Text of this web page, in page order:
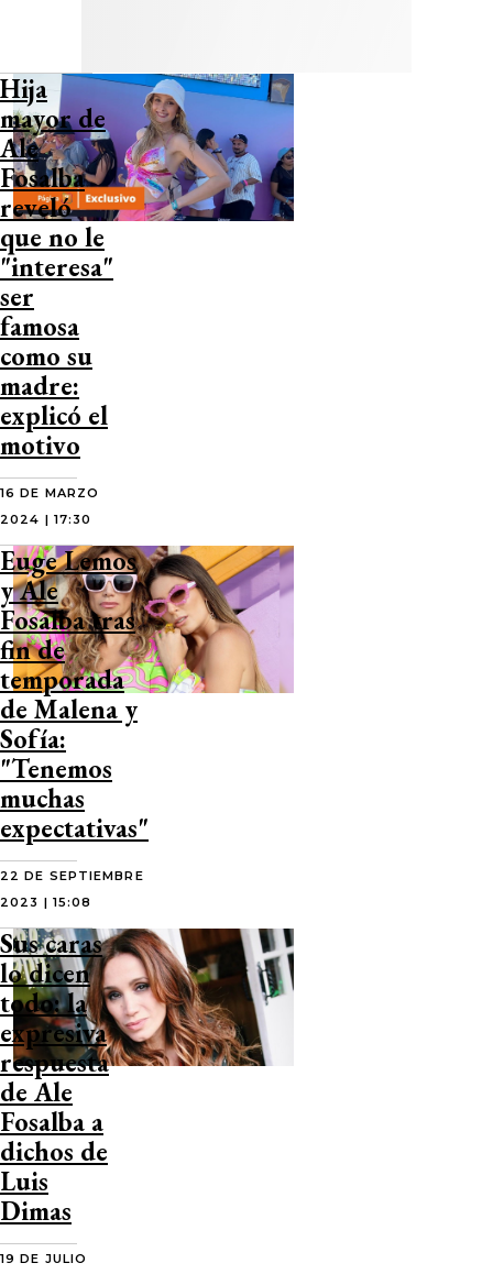
Hija
mayor de
Ale
Fosalba
reveló
que no le
"interesa"
ser
famosa
como su
madre:
explicó el
motivo
16 DE MARZO
2024 | 17:30
Euge Lemos
y Ale
Fosalba tras
fin de
temporada
de Malena y
Sofía:
"Tenemos
muchas
expectativas"
22 DE SEPTIEMBRE
2023 | 15:08
Sus caras
lo dicen
todo: la
expresiva
respuesta
de Ale
Fosalba a
dichos de
Luis
Dimas
19 DE JULIO